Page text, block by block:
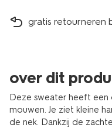
gratis retourneren
over dit
Deze sweater heeft een
mouwen. Je ziet kleine
de nek. Dankzij de